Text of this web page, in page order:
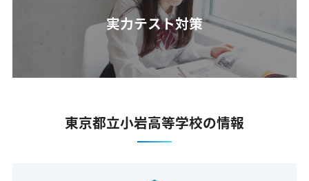
実力テスト対策
東京都立小岩高等学校の情報